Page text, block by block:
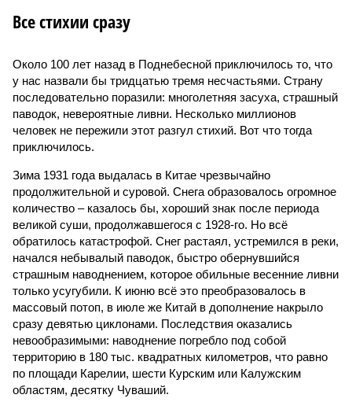
Все стихии сразу
Около 100 лет назад в Поднебесной приключилось то, что
у нас назвали бы тридцатью тремя несчастьями. Страну
последовательно поразили: многолетняя засуха, страшный
паводок, невероятные ливни. Несколько миллионов
человек не пережили этот разгул стихий. Вот что тогда
приключилось.
Зима 1931 года выдалась в Китае чрезвычайно
продолжительной и суровой. Снега образовалось огромное
количество – казалось бы, хороший знак после периода
великой суши, продолжавшегося с 1928-го. Но всё
обратилось катастрофой. Снег растаял, устремился в реки,
начался небывалый паводок, быстро обернувшийся
страшным наводнением, которое обильные весенние ливни
только усугубили. К июню всё это преобразовалось в
массовый потоп, в июле же Китай в дополнение накрыло
сразу девятью циклонами. Последствия оказались
невообразимыми: наводнение погребло под собой
территорию в 180 тыс. квадратных километров, что равно
по площади Карелии, шести Курским или Калужским
областям, десятку Чуваший.